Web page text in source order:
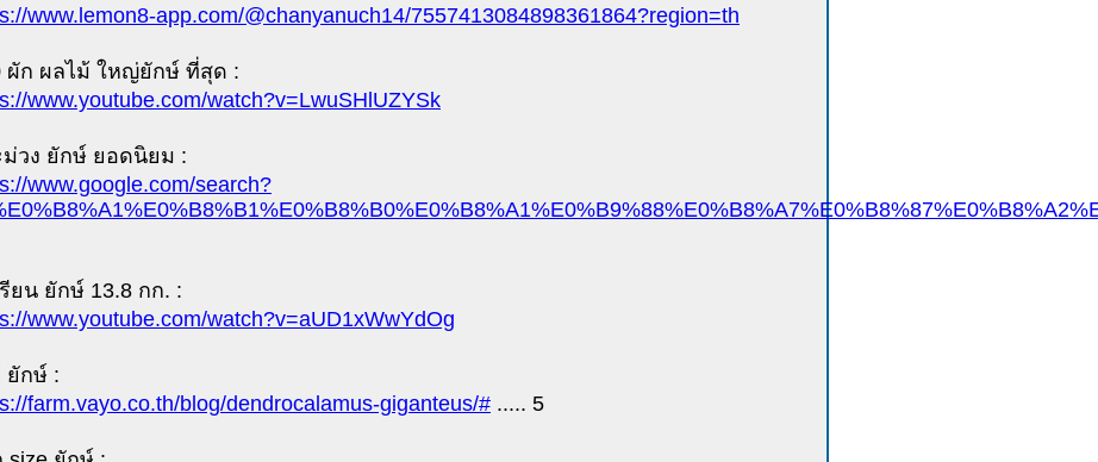
www.lemon8-app.com/@chanyanuch14/7557413084898361864?region=th
ผัก ผลไม้ ใหญ่ยักษ์ ที่สุด :
www.youtube.com/watch?v=LwuSHlUZYSk
วง ยักษ์ ยอดนิยม :
www.google.com/search?
ยน ยักษ์ 13.8 กก. :
www.youtube.com/watch?v=aUD1xWwYdOg
ยักษ์ :
farm.vayo.co.th/blog/dendrocalamus-giganteus/# ..... 5